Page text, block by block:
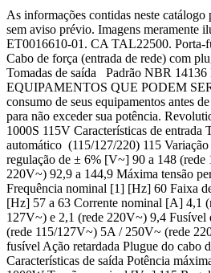
As informações contidas neste catálogo
sem aviso prévio. Imagens meramente
ET0016610-01. CA TAL22500. Porta-
Cabo de força (entrada de rede) com
Tomadas de saída Padrão NBR 14136
EQUIPAMENTOS QUE PODEM
consumo de seus equipamentos antes
para não exceder sua potência.
1000S 115V Características de
automático (115/127/220) 115 Variação
regulação de ± 6% [V~] 90 a 148 (rede
220V~) 92,9 a 144,9 Máxima tensão
Frequência nominal [1] [Hz] 60 Faixa
[Hz] 57 a 63 Corrente nominal [A] 4,1
127V~) e 2,1 (rede 220V~) 9,4 Fusível
(rede 115/127V~) 5A / 250V~ (rede
fusível Ação retardada Plugue do cabo
Características de saída Potência